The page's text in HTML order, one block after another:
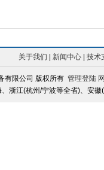
关于我们 新闻中心 技术
有限公司 版权所有 管理登陆
浙江(杭州/宁波等全省)、安